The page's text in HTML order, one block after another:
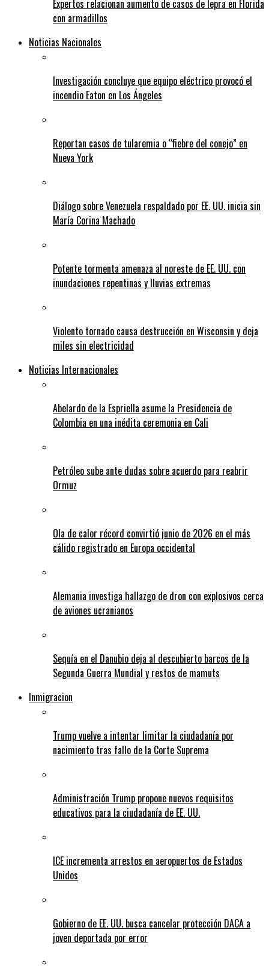
Expertos relacionan aumento de casos de lepra en Florida
con armadillos
Noticias Nacionales
Investigación concluye que equipo eléctrico provocó el
incendio Eaton en Los Ángeles
Reportan casos de tularemia o “fiebre del conejo” en
Nueva York
Diálogo sobre Venezuela respaldado por EE. UU. inicia sin
María Corina Machado
Potente tormenta amenaza al noreste de EE. UU. con
inundaciones repentinas y lluvias extremas
Violento tornado causa destrucción en Wisconsin y deja
miles sin electricidad
Noticias Internacionales
Abelardo de la Espriella asume la Presidencia de
Colombia en una inédita ceremonia en Cali
Petróleo sube ante dudas sobre acuerdo para reabrir
Ormuz
Ola de calor récord convirtió junio de 2026 en el más
cálido registrado en Europa occidental
Alemania investiga hallazgo de dron con explosivos cerca
de aviones ucranianos
Sequía en el Danubio deja al descubierto barcos de la
Segunda Guerra Mundial y restos de mamuts
Inmigracion
Trump vuelve a intentar limitar la ciudadanía por
nacimiento tras fallo de la Corte Suprema
Administración Trump propone nuevos requisitos
educativos para la ciudadanía de EE. UU.
ICE incrementa arrestos en aeropuertos de Estados
Unidos
Gobierno de EE. UU. busca cancelar protección DACA a
joven deportada por error